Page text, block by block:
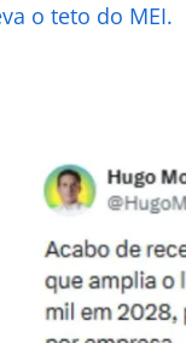
o teto do MEI.